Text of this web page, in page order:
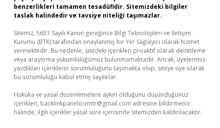
benzerlikleri tamamen tesadüfidir. Sitemizdeki bilgiler
taslak halindedir ve tavsiye niteliği taşımazlar.
Sitemiz, 5651 Sayılı Kanun gereğince Bilgi Teknolojileri ve İletişim
Kurumu (BTK) tarafından onaylanmış bir Yer Sağlayıcı olarak hizmet
vermektedir. Bu nedenle, sitedeki içerikleri proaktif olarak denetleme
veya araştırma yükümlülüğümüz bulunmamaktadır. Ancak, üyelerimiz
yazdıkları içeriklerin sorumluluğunu taşımakta olup, siteye üye olarak
bu sorumluluğu kabul etmiş sayılırlar.
Hukuka ve yasal düzenlemelere aykırı olduğunu düşündüğünüz
içerikleri, backlinkpanelicomtr@gmail.com adresine bildirmeniz
halinde, ilgili içerikler yasal süre içerisinde sitemizden kaldırılacaktır.